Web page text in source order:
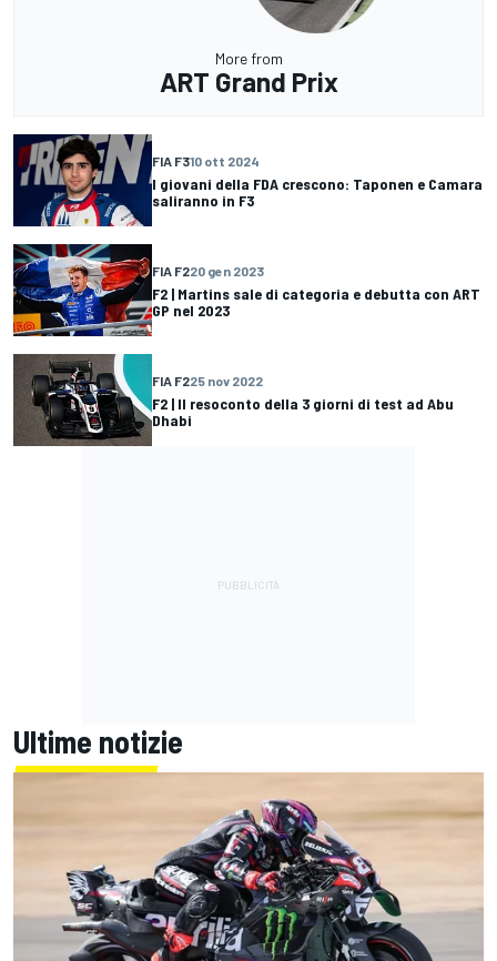
More from
ART Grand Prix
FIA F310 ott 2024
I giovani della FDA crescono: Taponen e Camara
saliranno in F3
FIA F220 gen 2023
F2 | Martins sale di categoria e debutta con ART
GP nel 2023
FIA F225 nov 2022
F2 | Il resoconto della 3 giorni di test ad Abu
Dhabi
Ultime notizie